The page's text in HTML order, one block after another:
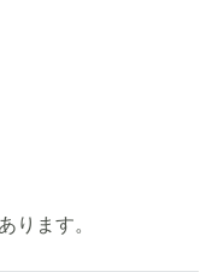
ります。